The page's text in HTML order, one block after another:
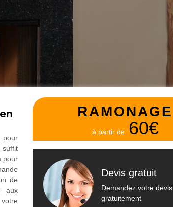
suffit
pour
de
aux
RAMONAGE
à partir de 60€
Devis gratuit
Demandez votre devis
gratuitement